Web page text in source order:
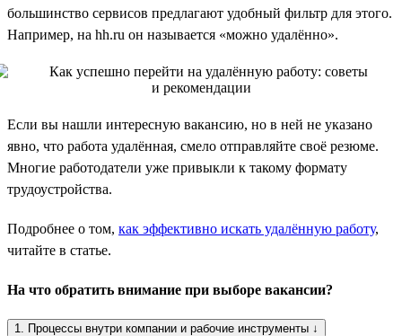
большинство сервисов предлагают удобный фильтр для этого.
Например, на hh.ru он называется «можно удалённо».
Если вы нашли интересную вакансию, но в ней не указано
явно, что работа удалённая, смело отправляйте своё резюме.
Многие работодатели уже привыкли к такому формату
трудоустройства.
Подробнее о том, как эффективно искать удалённую работу,
читайте в статье.
На что обратить внимание при выборе вакансии?
1. Процессы внутри компании и рабочие инструменты ↓